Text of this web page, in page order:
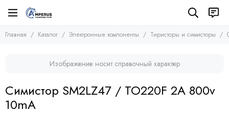
Электронные компоненты
Транзисторы
Тиристоры и симисторы
Тиристоры и симисторы
Модули
Главная Каталог Электронные компоненты Тиристоры и симисторы
Изображение носит справочный характер
Симистор SM2LZ47 / TO220F 2A 800v
10mA